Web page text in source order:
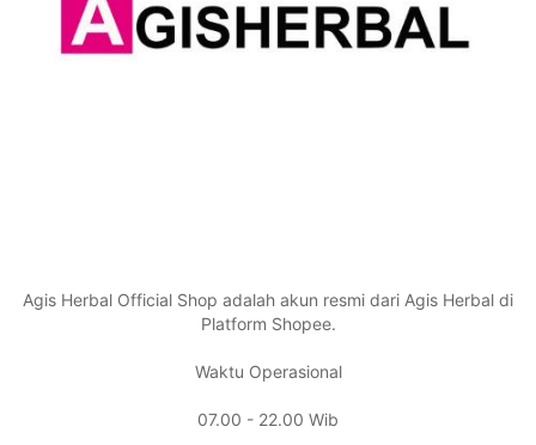
Agis Herbal Official Shop adalah akun resmi dari Agis Herbal di
Platform Shopee.
Waktu Operasional
07.00 - 22.00 Wib